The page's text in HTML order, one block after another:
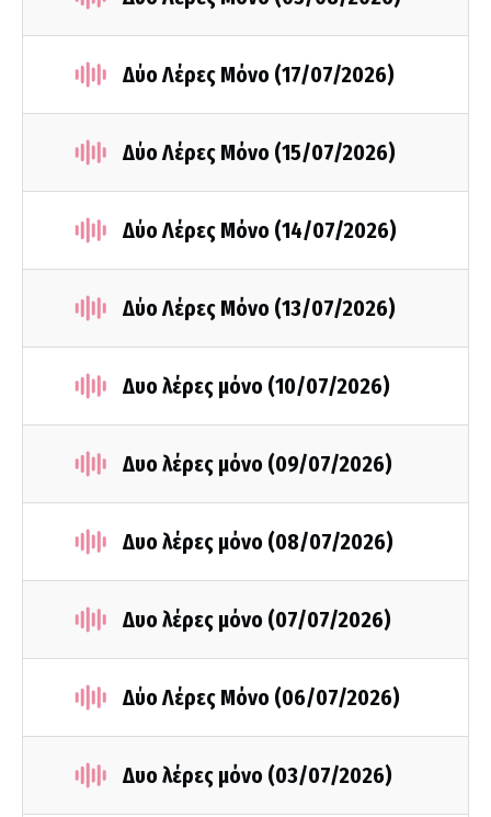
Δύο Λέρες Μόνο (17/07/2026)
Δύο Λέρες Μόνο (15/07/2026)
Δύο Λέρες Μόνο (14/07/2026)
Δύο Λέρες Μόνο (13/07/2026)
Δυο λέρες μόνο (10/07/2026)
Δυο λέρες μόνο (09/07/2026)
Δυο λέρες μόνο (08/07/2026)
Δυο λέρες μόνο (07/07/2026)
Δύο Λέρες Μόνο (06/07/2026)
Δυο λέρες μόνο (03/07/2026)